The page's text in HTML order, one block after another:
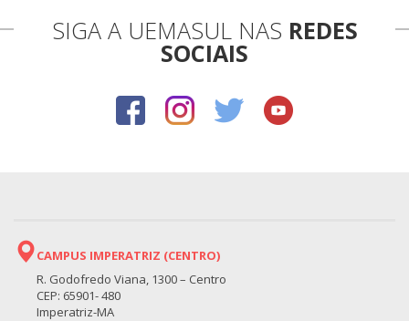
SIGA A UEMASUL NAS REDES
SOCIAIS
CAMPUS IMPERATRIZ (CENTRO)
R. Godofredo Viana, 1300 – Centro
CEP: 65901- 480
Imperatriz-MA